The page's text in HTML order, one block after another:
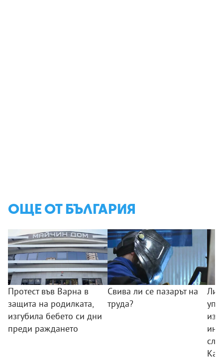
ОЩЕ ОТ БЪЛГАРИЯ
Протест във Варна в
защита на родилката,
изгубила бебето си дни
преди раждането
Свива ли се пазарът на
труда?